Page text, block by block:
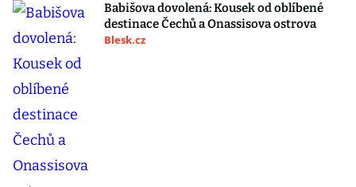
Babišova dovolená: Kousek od oblíbené
destinace Čechů a Onassisova ostrova
Blesk.cz